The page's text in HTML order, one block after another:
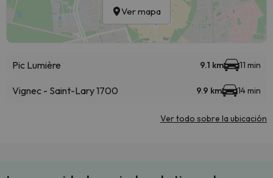
Ver mapa
Pic Lumière 9.1 km 11 min
Vignec - Saint-Lary 1700 9.9 km 14 min
Ver todo sobre la ubicación